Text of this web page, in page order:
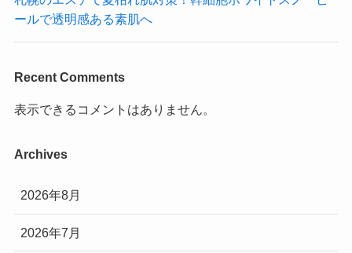
ールで透明感ある素肌へ
Recent Comments
表示できるコメントはありません。
Archives
2026年8月
2026年7月